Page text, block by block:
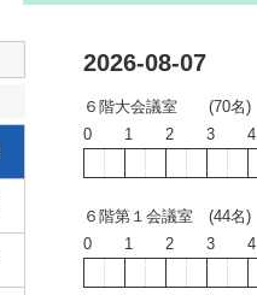
2026-08-07
６階大会議室 (70名)
0 1 2 3 4
６階第１会議室 (44名)
0 1 2 3 4